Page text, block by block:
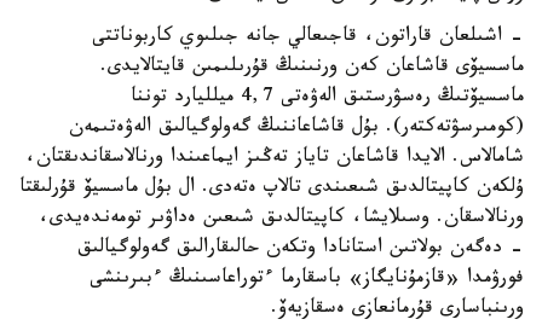
- اشىلعان قاراتون، قاجىعالي جانە جىلىوي كاربوناتتى
ماسسيۆى قاشاعان كەن ورنىنىڭ قۇرىلىمىن قايتالايدى.
ماسسيۆتىڭ رەسۋرستىق الەۋەتى 4,7 ميلليارد توننا
(كومىرسۋتەكتەر). بۇل قاشاعاننىڭ گەولوگيالىق الەۋەتىمەن
شامالاس. الايدا قاشاعان تاياز تەڭىز ايماعىندا ورنالاسقاندىقتان،
ۇلكەن كاپيتالدىق شىعىندى تالاپ ەتەدى. ال بۇل ماسسيۆ قۇرلىقتا
ورنالاسقان. وسىلايشا، كاپيتالدىق شىعىن ەداۋىر تومەندەيدى،
- دەگەن بولاتىن استانادا وتكەن حالىقارالىق گەولوگيالىق
فورۋمدا «قازمۇنايگاز» باسقارما ءتوراعاسىنىڭ ءبىرىنشى
ورىنباسارى قۇرمانعازى ەسقازيەۆ.